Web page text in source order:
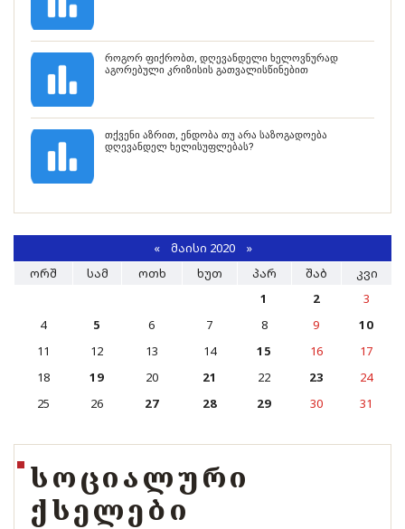
როგორ ფიქრობთ, დღევანდელი ხელოვნურად
აგორებული კრიზისის გათვალისწინებით
თქვენი აზრით, ენდობა თუ არა საზოგადოება
დღევანდელ ხელისუფლებას?
«ᲛᲐᲘᲡᲘ 2020 »
ᲝᲠᲨ
ᲡᲐᲛ ᲝᲗᲮ ᲮᲣᲗ ᲞᲐᲠ ᲨᲐᲑ
ᲙᲕᲘ
1
2
3
4
5 6 7 8 9
10
11
12 13 14 15 16
17
18
19 20 21 22 23
24
25
26 27 28 29 30 31
ᲡᲝᲪᲘᲐᲚᲣᲠᲘ
ᲥᲡᲔᲚᲔᲑᲘ